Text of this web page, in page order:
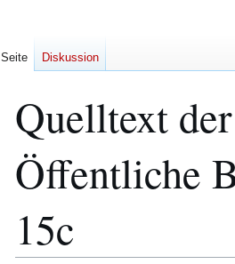
Quelltext
Öffentliche
15c
Seite Diskussion